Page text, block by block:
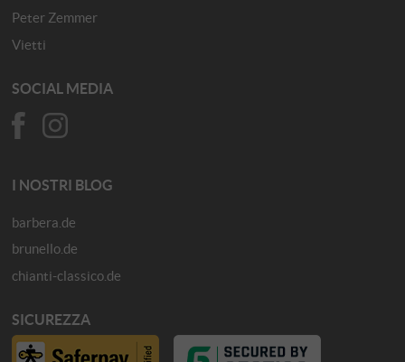
Peter Zemmer
Vietti
SOCIAL MEDIA
I NOSTRI BLOG
barbera.de
brunello.de
chianti-classico.de
SICUREZZA